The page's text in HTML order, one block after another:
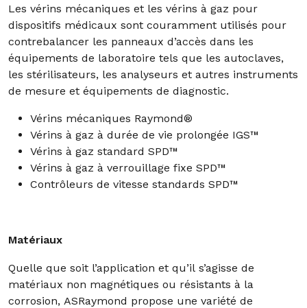
Les vérins mécaniques et les vérins à gaz pour
dispositifs médicaux sont couramment utilisés pour
contrebalancer les panneaux d’accès dans les
équipements de laboratoire tels que les autoclaves,
les stérilisateurs, les analyseurs et autres instruments
de mesure et équipements de diagnostic.
Vérins mécaniques Raymond®
Vérins à gaz à durée de vie prolongée IGS™
Vérins à gaz standard SPD™
Vérins à gaz à verrouillage fixe SPD™
Contrôleurs de vitesse standards SPD™
Matériaux
Quelle que soit l’application et qu’il s’agisse de
matériaux non magnétiques ou résistants à la
corrosion, ASRaymond propose une variété de